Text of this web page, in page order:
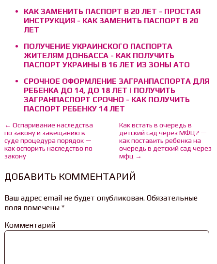
КАК ЗАМЕНИТЬ ПАСПОРТ В 20 ЛЕТ - ПРОСТАЯ
ИНСТРУКЦИЯ - КАК ЗАМЕНИТЬ ПАСПОРТ В 20
ЛЕТ
ПОЛУЧЕНИЕ УКРАИНСКОГО ПАСПОРТА
ЖИТЕЛЯМ ДОНБАССА - КАК ПОЛУЧИТЬ
ПАСПОРТ УКРАИНЫ В 16 ЛЕТ ИЗ ЗОНЫ АТО
СРОЧНОЕ ОФОРМЛЕНИЕ ЗАГРАНПАСПОРТА ДЛЯ
РЕБЕНКА ДО 14, ДО 18 ЛЕТ | ПОЛУЧИТЬ
ЗАГРАНПАСПОРТ СРОЧНО - КАК ПОЛУЧИТЬ
ПАСПОРТ РЕБЕНКУ 14 ЛЕТ
← Оспаривание наследства
по закону и завещанию в
суде процедура порядок —
как оспорить наследство по
закону
Как встать в очередь в
детский сад через МФЦ? —
как поставить ребенка на
очередь в детский сад через
мфц →
ДОБАВИТЬ КОММЕНТАРИЙ
Ваш адрес email не будет опубликован.Обязательные
поля помечены *
Комментарий